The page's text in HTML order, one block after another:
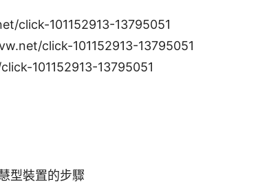
click-101152913-13795051
click-101152913-13795051
101152913-13795051
型裝置的步驟